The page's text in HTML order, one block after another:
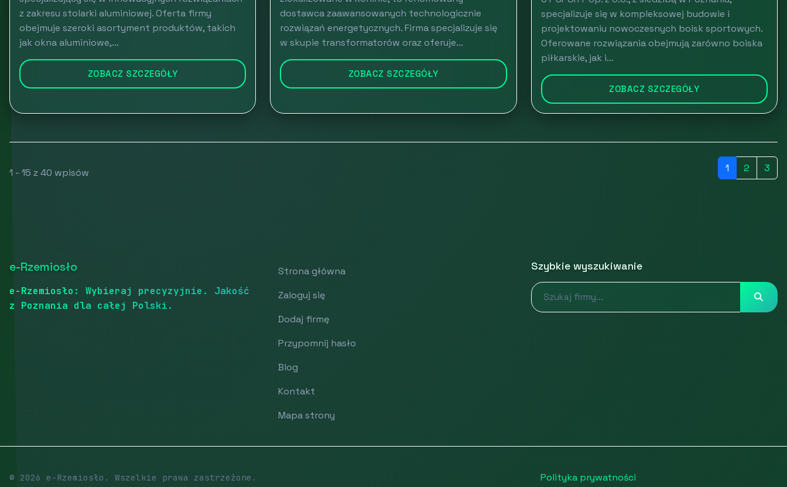
z zakresu stolarki aluminiowej. Oferta firmy
obejmuje szeroki asortyment produktów, takich
jak okna aluminiowe,...
ZOBACZ SZCZEGÓŁY
dostawca zaawansowanych technologicznie
rozwiązań energetycznych. Firma specjalizuje się
w skupie transformatorów oraz oferuje...
ZOBACZ SZCZEGÓŁY
specjalizuje się w kompleksowej budowie i
projektowaniu nowoczesnych boisk sportowych.
Oferowane rozwiązania obejmują zarówno boiska
piłkarskie, jak i...
ZOBACZ SZCZEGÓŁY
1 - 15 z 40 wpisów 1 2 3
e-Rzemiosło
e-Rzemiosło: Wybieraj precyzyjnie. Jakość
z Poznania dla całej Polski.
Strona główna
Zaloguj się
Dodaj firmę
Przypomnij hasło
Blog
Kontakt
Mapa strony
Szybkie wyszukiwanie
© 2026 e-Rzemiosło. Wszelkie prawa zastrzeżone. Polityka prywatności